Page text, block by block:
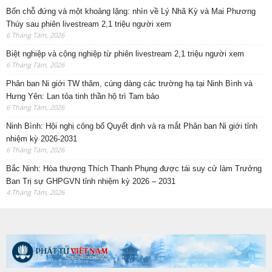
Bốn chỗ đứng và một khoảng lặng: nhìn về Lý Nhã Kỳ và Mai Phương
Thúy sau phiên livestream 2,1 triệu người xem
6 Tháng Tám, 2026
Biệt nghiệp và cộng nghiệp từ phiên livestream 2,1 triệu người xem
6 Tháng Tám, 2026
Phân ban Ni giới TW thăm, cúng dàng các trường hạ tại Ninh Bình và
Hưng Yên: Lan tỏa tinh thần hộ trì Tam bảo
6 Tháng Tám, 2026
Ninh Bình: Hội nghị công bố Quyết định và ra mắt Phân ban Ni giới tỉnh
nhiệm kỳ 2026-2031
6 Tháng Tám, 2026
Bắc Ninh: Hòa thượng Thích Thanh Phụng được tái suy cử làm Trưởng
Ban Trị sự GHPGVN tỉnh nhiệm kỳ 2026 – 2031
4 Tháng Tám, 2026